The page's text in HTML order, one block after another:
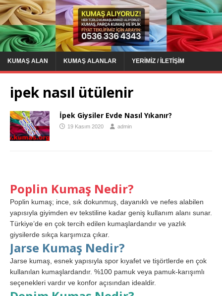
KUMAŞ ALAN KUMAŞ ALANLAR YERIMIZ / İLETIŞIM
ipek nasıl ütülenir
İpek Giysiler Evde Nasıl Yıkanır?
19 Kasım 2020 admin
Poplin Kumaş Nedir?
Poplin kumaş; ince, sık dokunmuş, dayanıklı ve nefes alabilen
yapısıyla giyimden ev tekstiline kadar geniş kullanım alanı sunar.
Türkiye’de en çok tercih edilen kumaşlardandır ve yazlık
giysilerde sıkça karşımıza çıkar.
Jarse Kumaş Nedir?
Jarse kumaş, esnek yapısıyla spor kıyafet ve tişörtlerde en çok
kullanılan kumaşlardandır. %100 pamuk veya pamuk-karışımlı
seçenekleri vardır ve konfor açısından idealdir.